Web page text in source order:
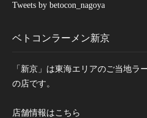
Tweets by betocon_nagoya
ベトコンラーメン新京
「新京」は東海エリアのご当地ラ
の店です。
店舗情報はこちら